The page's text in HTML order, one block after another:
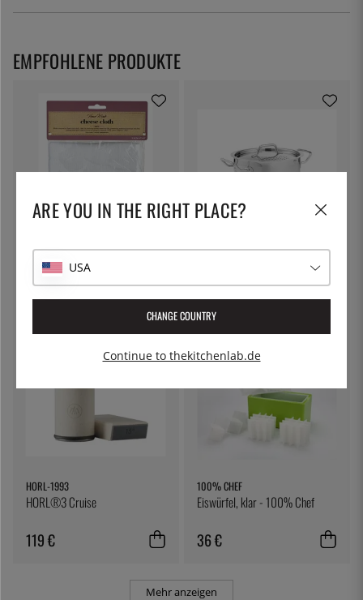
Käsetuch, Filtertuch - Kitchen
Craft
7 € 54 €
HORL-1993
HORL®3 Cruise
119 €
100% CHEF
Eiswürfel, klar - 100% Chef
36 €
Mehr anzeigen
EMPFOHLENE PRODUKTE
ARE YOU IN THE RIGHT PLACE?
USA
CHANGE COUNTRY
Continue to thekitchenlab.de